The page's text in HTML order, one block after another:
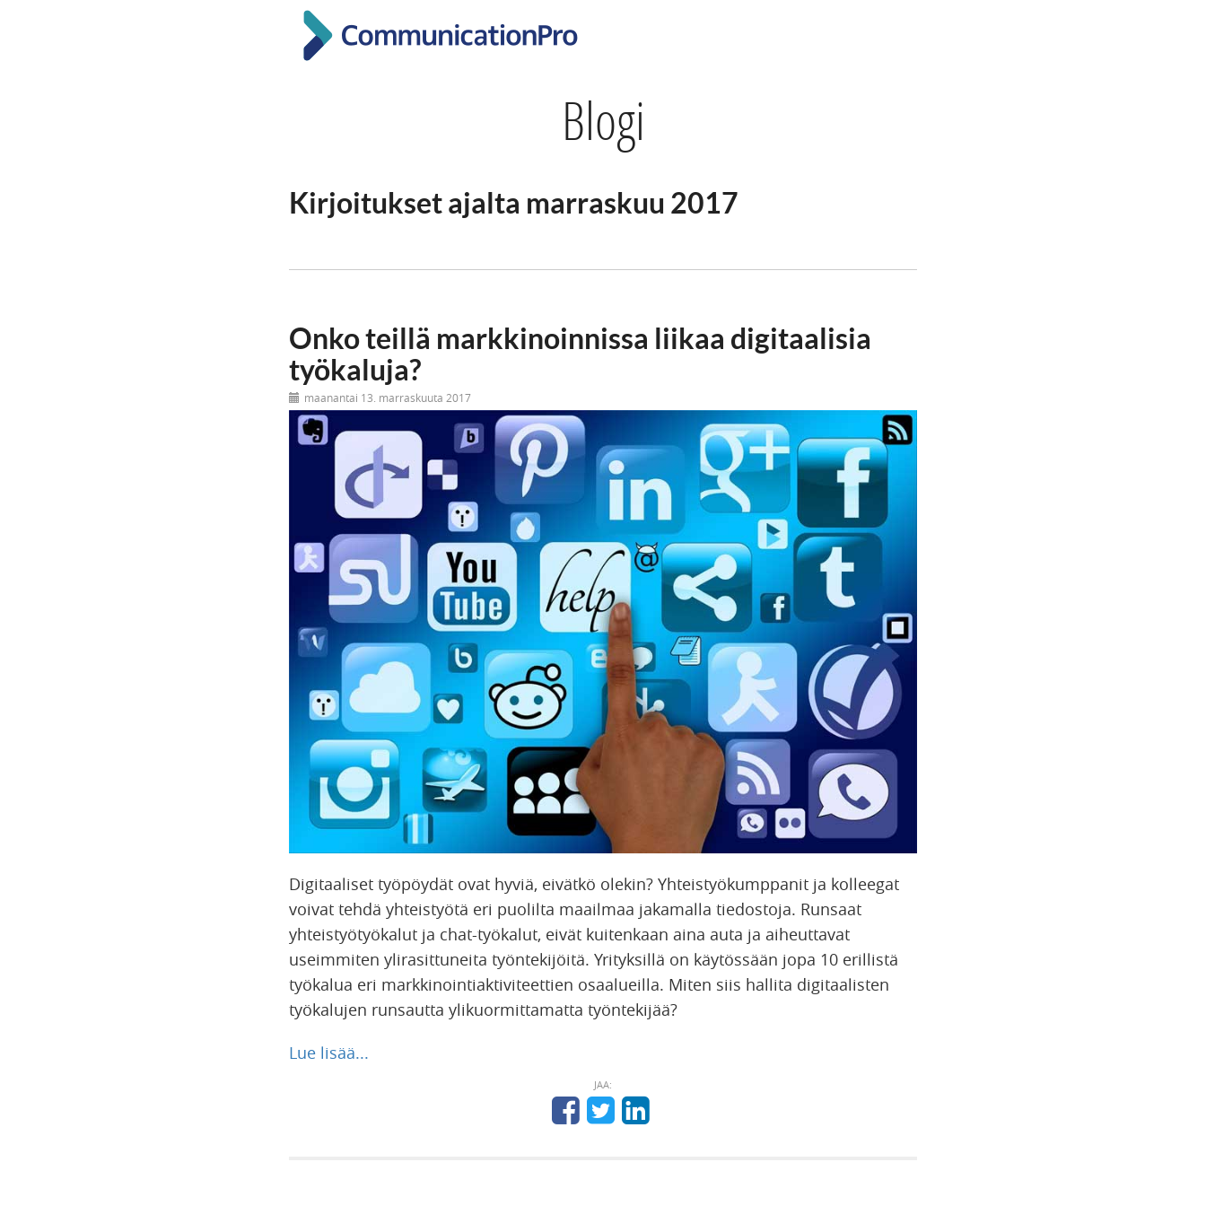
Blogi
Kirjoitukset ajalta marraskuu 2017
Onko teillä markkinoinnissa liikaa digitaalisia
työkaluja?
maanantai 13. marraskuuta 2017
Digitaaliset työpöydät ovat hyviä, eivätkö olekin? Yhteistyökumppanit ja kolleegat
voivat tehdä yhteistyötä eri puolilta maailmaa jakamalla tiedostoja. Runsaat
yhteistyötyökalut ja chat-työkalut, eivät kuitenkaan aina auta ja aiheuttavat
useimmiten ylirasittuneita työntekijöitä. Yrityksillä on käytössään jopa 10 erillistä
työkalua eri markkinointiaktiviteettien osaalueilla. Miten siis hallita digitaalisten
työkalujen runsautta ylikuormittamatta työntekijää?
Lue lisää...
JAA: